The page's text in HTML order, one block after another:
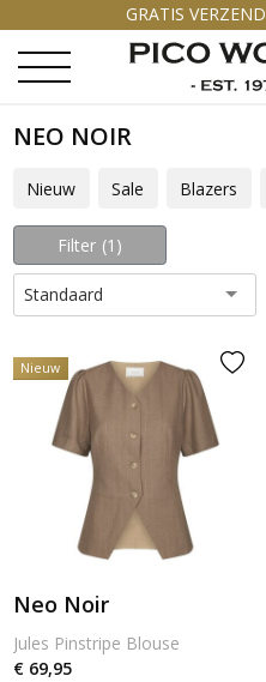
GRATIS
NEO NOIR
Nieuw Sale Blazers
Filter 1
Standaard
Nieuw
Neo Noir
Jules Pinstripe Blouse
€ 69,95